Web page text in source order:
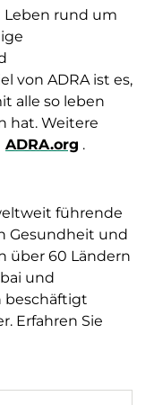
Leben rund um
von ADRA ist es,
alle so leben
hat. Weitere
ADRA.org .
führende
Gesundheit und
über 60 Ländern
und
beschäftigt
Erfahren Sie